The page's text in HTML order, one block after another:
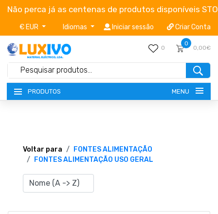
Não perca já as centenas de produtos disponíveis
€ EUR Idiomas Iniciar sessão Criar Conta
0
0
0,00€
PRODUTOS MENU
TERMOS E CONDIÇÕES
Voltar para
FONTES ALIMENTAÇÃO
FONTES ALIMENTAÇÃO USO GERAL